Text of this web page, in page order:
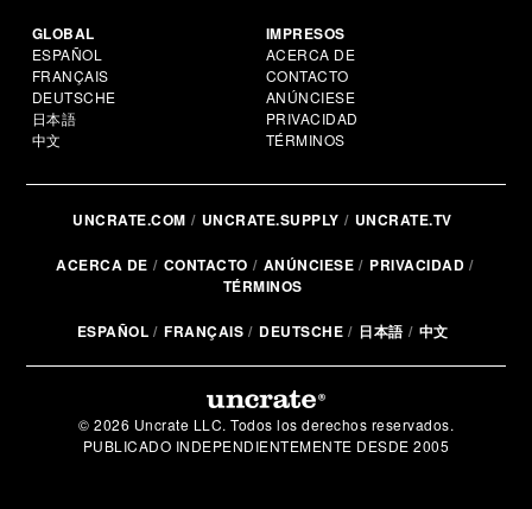
GLOBAL
ESPAÑOL
FRANÇAIS
DEUTSCHE
日本語
中文
IMPRESOS
ACERCA DE
CONTACTO
ANÚNCIESE
PRIVACIDAD
TÉRMINOS
UNCRATE.COM UNCRATE.SUPPLY UNCRATE.TV
ACERCA DE CONTACTO ANÚNCIESE
PRIVACIDAD
TÉRMINOS
ESPAÑOL FRANÇAIS DEUTSCHE 日本語 中文
© 2026 Uncrate LLC. Todos los derechos reservados.
PUBLICADO INDEPENDIENTEMENTE DESDE 2005